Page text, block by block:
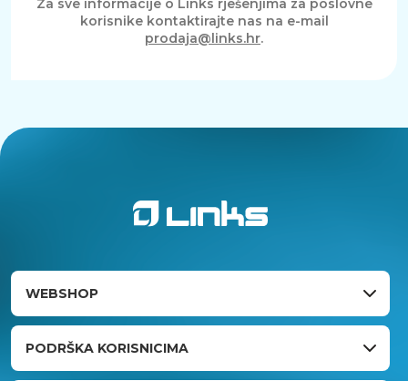
Za sve informacije o Links rješenjima za poslovne
korisnike kontaktirajte nas na e-mail
prodaja@links.hr.
WEBSHOP
PODRŠKA KORISNICIMA